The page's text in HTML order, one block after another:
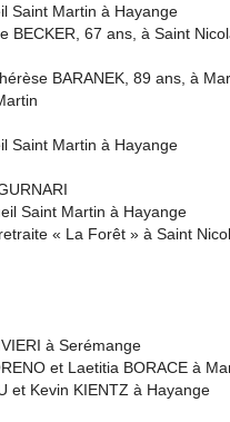
Saint Martin à Hayange
BECKER, 67 ans, à Saint
BARANEK, 89 ans, à
Saint Martin à Hayange
Saint Martin à Hayange
« La Forêt » à Saint
à Serémange
et Laetitia BORACE à
et Kevin KIENTZ à Hayange